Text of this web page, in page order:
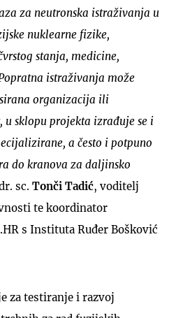
za neutronska istraživanja u
nuklearne fizike,
stanja, medicine,
istraživanja može
organizacija ili
sklopu projekta izrađuje se i
a često i potpuno
do kranova za daljinsko
sc. Tonči Tadić, voditelj
te koordinator
s Instituta Ruđer Bošković
za testiranje i razvoj